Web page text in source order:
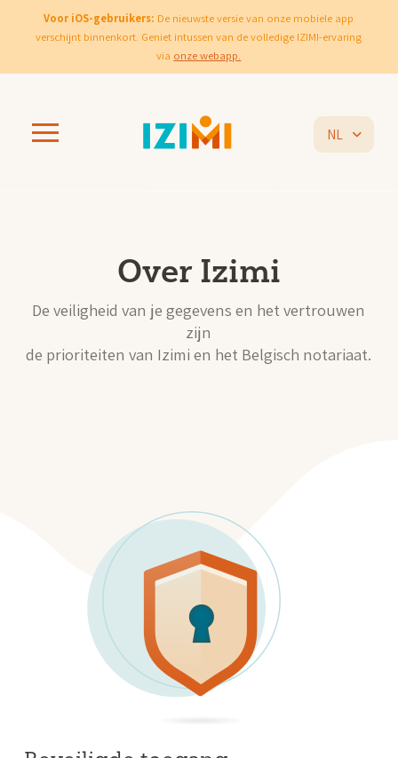
Voor iOS-gebruikers: De nieuwste versie van onze mobiele app
verschijnt binnenkort. Geniet intussen van de volledige IZIMI-ervaring
via onze webapp.
NL
Over Izimi
De veiligheid van je gegevens en het vertrouwen
zijn
de prioriteiten van Izimi en het Belgisch notariaat.